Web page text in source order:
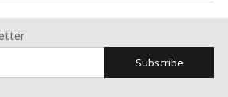
Subscribe